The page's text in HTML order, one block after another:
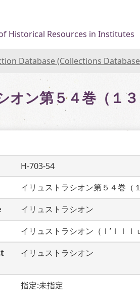
Historical Resources in Institutes
Database (Collections
オン第５４巻（１３
H-703-54
イリュストラシオン第５４巻（
イリュストラシオン
イリュストラシオン（ｌ’Ｉｌｌ
イリュストラシオン
指定:未指定